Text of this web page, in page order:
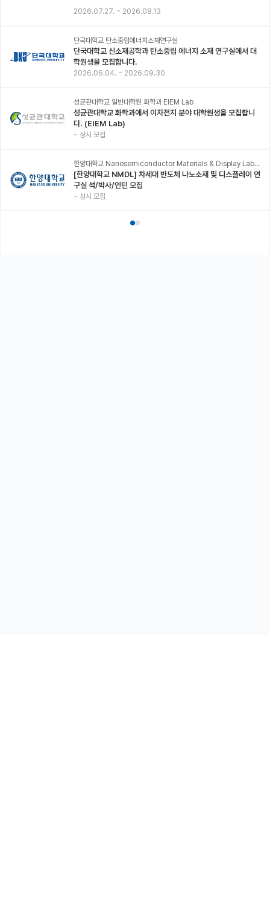
2026.07.27. ~ 2026.08.13
단국대학교 탄소중립에너지소재연구실
단국대학교 신소재공학과 탄소중립 에너지 소재 연구실에서 대
학원생을 모집합니다.
2026.06.04. ~ 2026.09.30
성균관대학교 일반대학원 화학과 EIEM Lab
성균관대학교 화학과에서 이차전지 분야 대학원생을 모집합니
다. (EIEM Lab)
~ 상시 모집
한양대학교 Nanosemiconductor Materials & Display Laboratory
[한양대학교 NMDL] 차세대 반도체 나노소재 및 디스플레이 연
구실 석/박사/인턴 모집
~ 상시 모집